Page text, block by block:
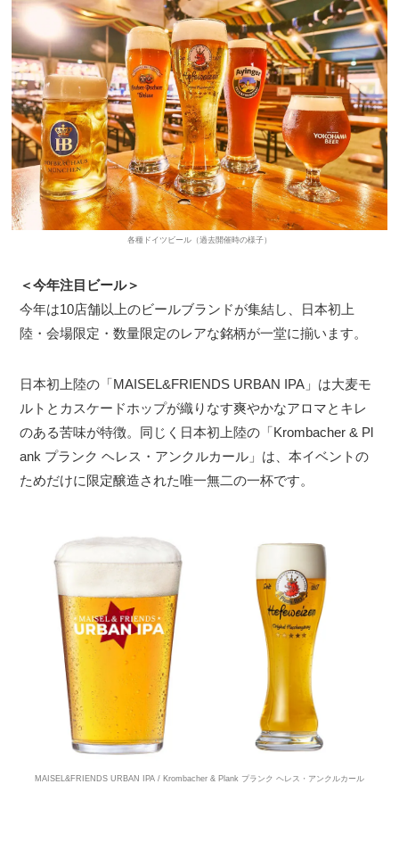
各種ドイツビール（過去開催時の様子）
＜今年注目ビール＞
今年は10店舗以上のビールブランドが集結し、日本初上
陸・会場限定・数量限定のレアな銘柄が一堂に揃います。
日本初上陸の「MAISEL&FRIENDS URBAN IPA」は大麦モ
ルトとカスケードホップが織りなす爽やかなアロマとキレ
のある苦味が特徴。同じく日本初上陸の「Krombacher & Pl
ank プランク ヘレス・アンクルカール」は、本イベントの
ためだけに限定醸造された唯一無二の一杯です。
MAISEL&FRIENDS URBAN IPA / Krombacher & Plank プランク ヘレス・アンクルカール